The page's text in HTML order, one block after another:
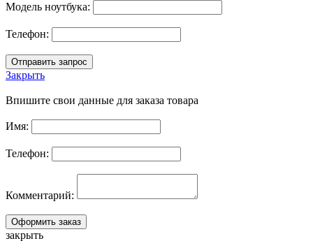
Модель ноутбука:
Телефон:
Закрыть
Впишите свои данные для заказа товара
Имя:
Телефон:
Комментарий:
закрыть